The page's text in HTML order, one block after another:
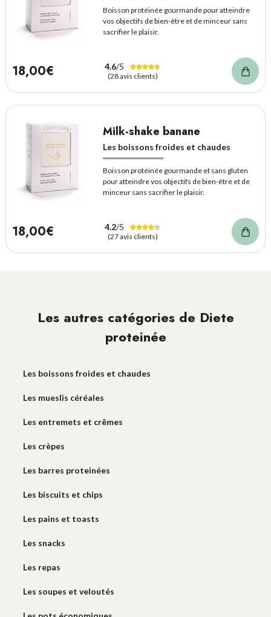
Boisson protéinée gourmande pour atteindre
vos objectifs de bien-être et de minceur sans
sacrifier le plaisir.
18,00€ 4.6/5
(28 avis clients)
Milk-shake banane
Les boissons froides et chaudes
Boisson protéinée gourmande et sans gluten
pour atteindre vos objectifs de bien-être et de
minceur sans sacrifier le plaisir.
18,00€ 4.2/5
(27 avis clients)
Les autres catégories de Diete
proteinée
Les boissons froides et chaudes
Les mueslis céréales
Les entremets et crêmes
Les crèpes
Les barres proteinées
Les biscuits et chips
Les pains et toasts
Les snacks
Les repas
Les soupes et veloutés